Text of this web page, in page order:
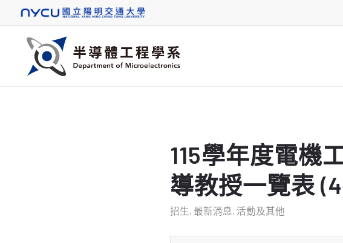
115學年度電機
導教授一覽表
招生, 最新消息, 活動及其他